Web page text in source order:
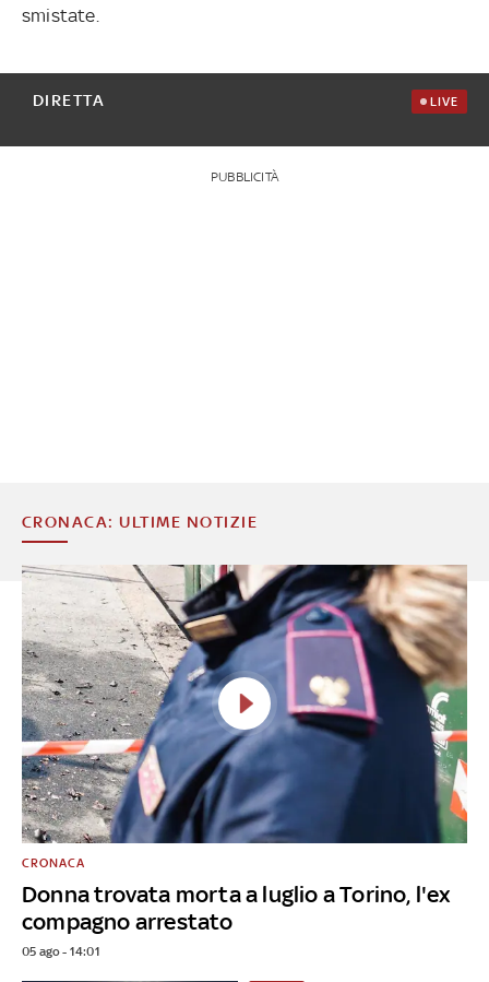
smistate.
DIRETTA LIVE
PUBBLICITÀ
CRONACA: ULTIME NOTIZIE
Donna trovata morta a luglio a Torino, l'ex
compagno arrestato
CRONACA
05 ago - 14:01